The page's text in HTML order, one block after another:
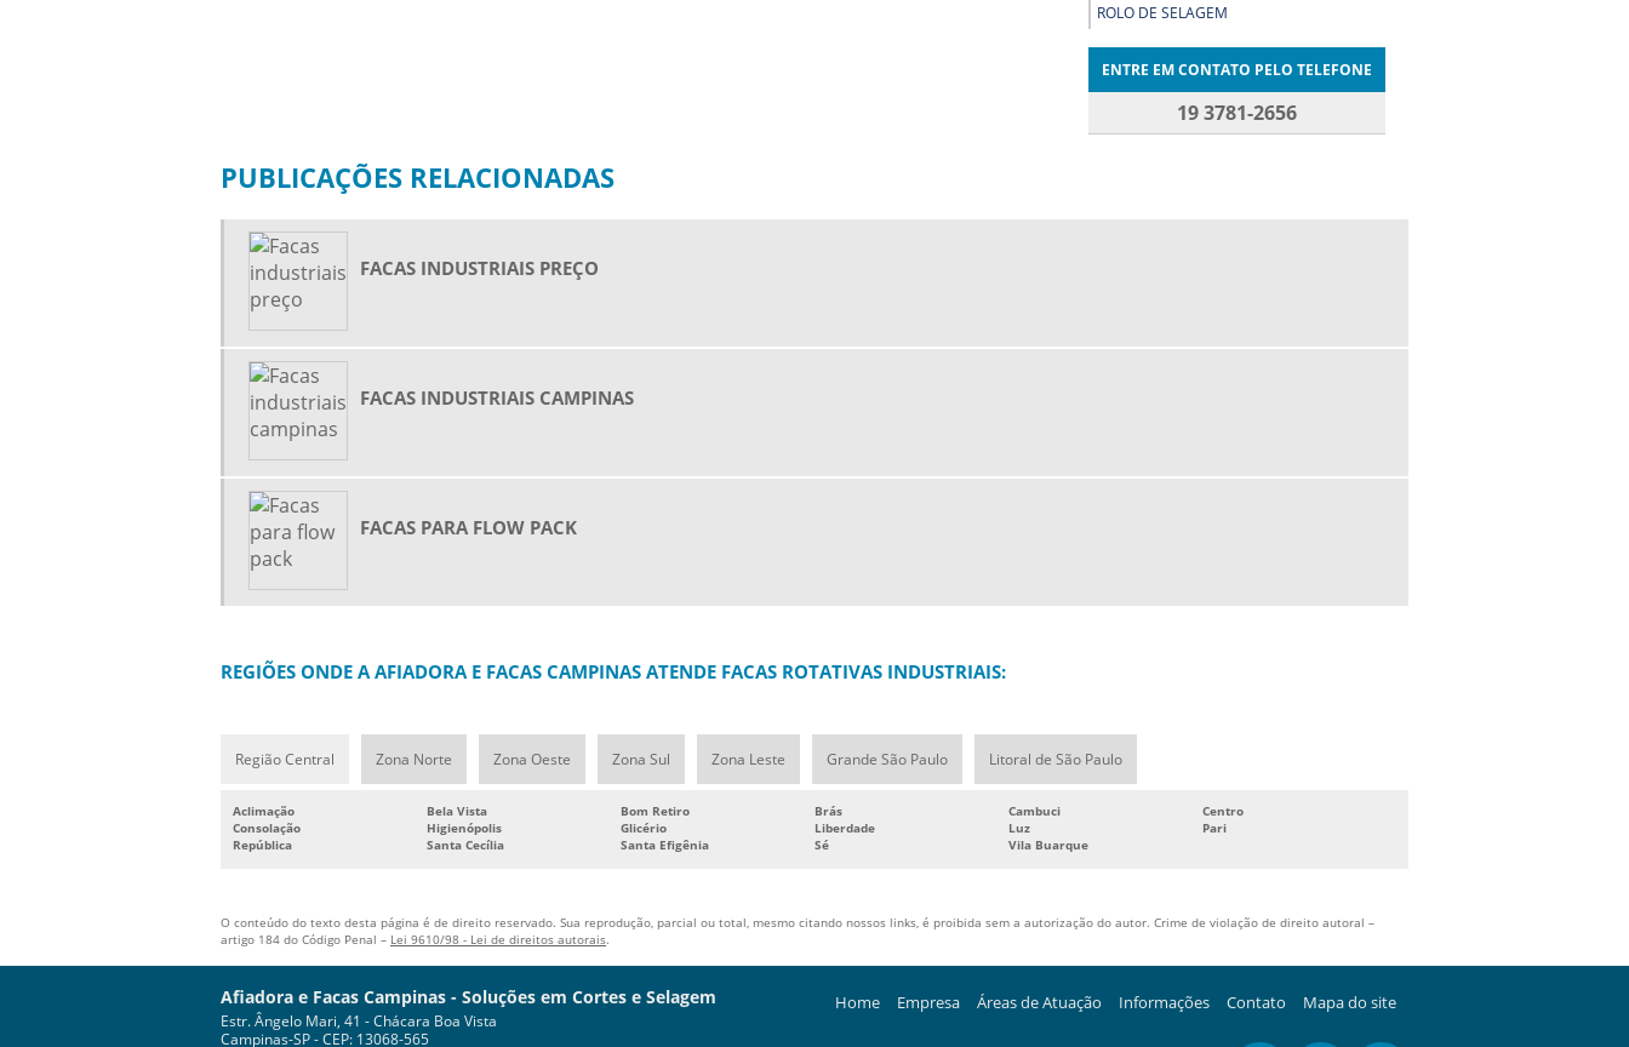
ROLO DE SELAGEM
ENTRE EM CONTATO PELO TELEFONE
19 3781-2656
PUBLICAÇÕES RELACIONADAS
FACAS INDUSTRIAIS PREÇO
FACAS INDUSTRIAIS CAMPINAS
FACAS PARA FLOW PACK
REGIÕES ONDE A AFIADORA E FACAS CAMPINAS ATENDE FACAS ROTATIVAS INDUSTRIAIS:
Região Central Zona Norte Zona Oeste Zona Sul Zona Leste Grande São Paulo Litoral de São Paulo
Aclimação Bela Vista Bom Retiro Brás Cambuci
Centro
Consolação
Higienópolis Glicério Liberdade Luz
Pari
República
Santa Cecília Santa Efigênia Sé Vila Buarque
O conteúdo do texto desta página é de direito reservado. Sua reprodução, parcial ou total, mesmo citando nossos links, é proibida sem a autorização do autor. Crime de violação de direito autoral –
artigo 184 do Código Penal – Lei 9610/98 - Lei de direitos autorais.
Afiadora e Facas Campinas - Soluções em Cortes e Selagem
Estr. Ângelo Mari, 41 - Chácara Boa Vista
Campinas-SP - CEP: 13068-565
Home Empresa Áreas de Atuação Informações Contato Mapa do site